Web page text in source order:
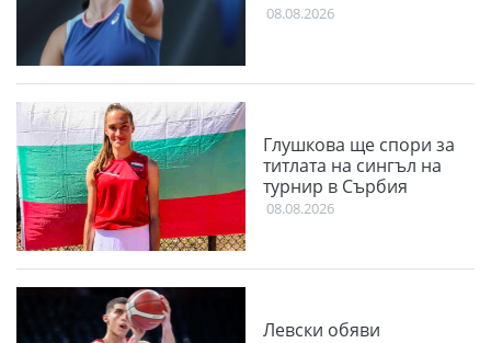
08.08.2026
Глушкова ще спори за
титлата на сингъл на
турнир в Сърбия
08.08.2026
Левски обяви